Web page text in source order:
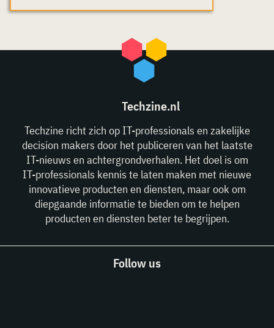
Techzine.nl
Techzine richt zich op IT-professionals en zakelijke
decision makers door het publiceren van het laatste
IT-nieuws en achtergrondverhalen. Het doel is om
IT-professionals kennis te laten maken met nieuwe
innovatieve producten en diensten, maar ook om
diepgaande informatie te bieden om te helpen
producten en diensten beter te begrijpen.
Follow us